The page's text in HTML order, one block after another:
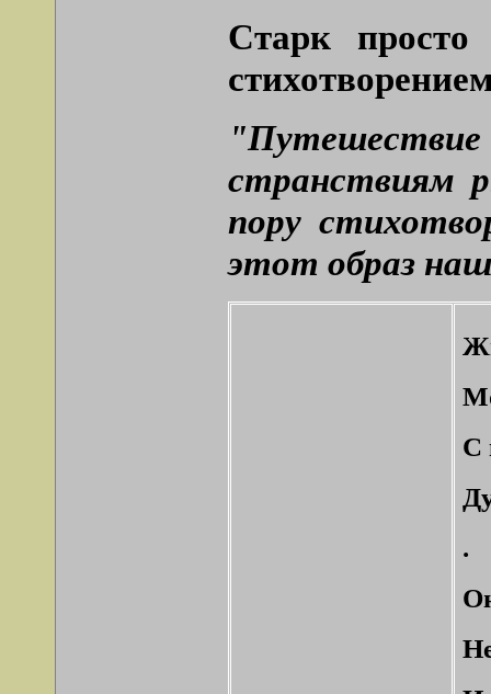
Старк
"Путешествие
странствиям
пору
этот образ
С
.